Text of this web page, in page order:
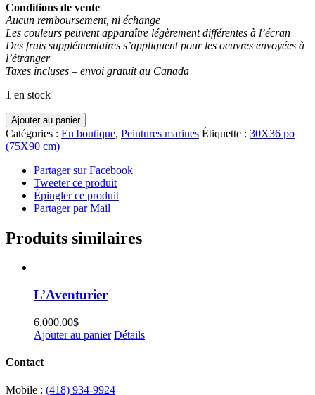
Conditions de vente
Aucun remboursement, ni échange
Les couleurs peuvent apparaître légèrement différentes à l’écran
Des frais supplémentaires s’appliquent pour les oeuvres envoyées à
l’étranger
Taxes incluses – envoi gratuit au Canada
1 en stock
quantité
de
À
Sillery
Ajouter au panier
Catégories : En boutique, Peintures marines Étiquette : 30X36 po
(75X90 cm)
Partager sur Facebook
Tweeter ce produit
Épingler ce produit
Partager par Mail
Produits similaires
L’Aventurier
6,000.00$
Ajouter au panier Détails
Contact
Mobile : (418) 934-9924